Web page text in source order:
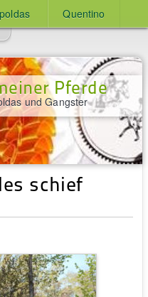
Quentino
Pferde
und Gangster
schief